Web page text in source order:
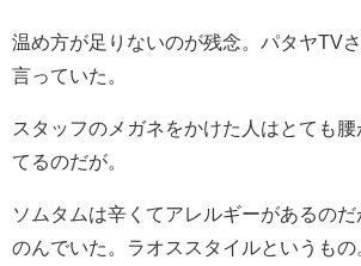
温め方が足りないのが残念。パタヤTV
言っていた。
スタッフのメガネをかけた人はとても
てるのだが。
ソムタムは辛くてアレルギーがあるの
のんでいた。ラオススタイルというもの